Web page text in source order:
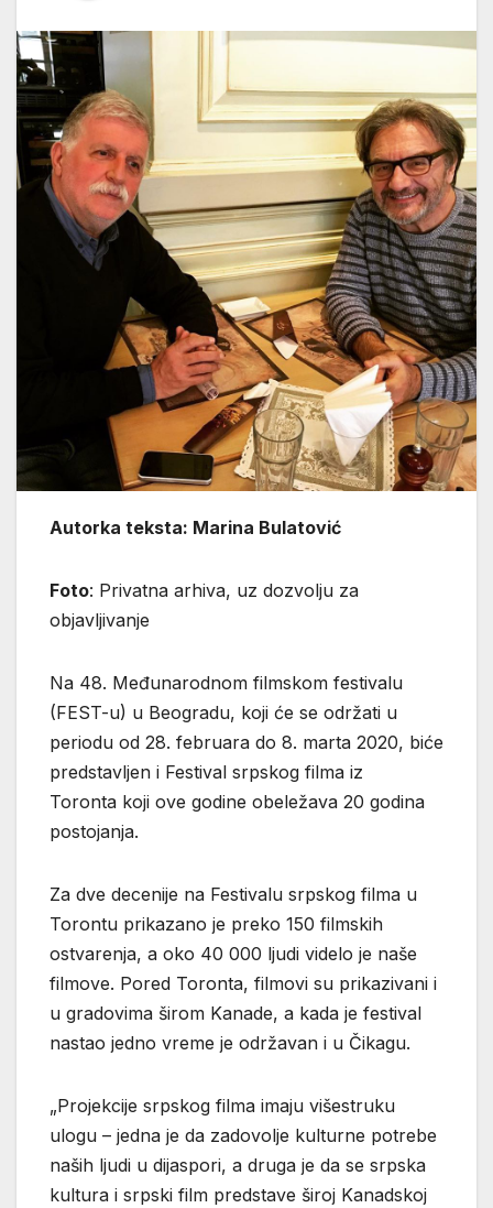
Autorka teksta: Marina Bulatović
Foto: Privatna arhiva, uz dozvolju za
objavljivanje
Na 48. Međunarodnom filmskom festivalu
(FEST-u) u Beogradu, koji će se održati u
periodu od 28. februara do 8. marta 2020, biće
predstavljen i Festival srpskog filma iz
Toronta koji ove godine obeležava 20 godina
postojanja.
Za dve decenije na Festivalu srpskog filma u
Torontu prikazano je preko 150 filmskih
ostvarenja, a oko 40 000 ljudi videlo je naše
filmove. Pored Toronta, filmovi su prikazivani i
u gradovima širom Kanade, a kada je festival
nastao jedno vreme je održavan i u Čikagu.
„Projekcije srpskog filma imaju višestruku
ulogu – jedna je da zadovolje kulturne potrebe
naših ljudi u dijaspori, a druga je da se srpska
kultura i srpski film predstave široj Kanadskoj